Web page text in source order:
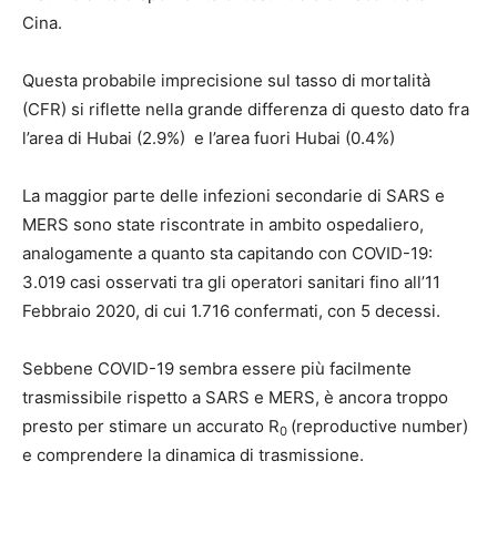
Cina.
Questa probabile imprecisione sul tasso di mortalità
(CFR) si riflette nella grande differenza di questo dato fra
l’area di Hubai (2.9%) e l’area fuori Hubai (0.4%)
La maggior parte delle infezioni secondarie di SARS e
MERS sono state riscontrate in ambito ospedaliero,
analogamente a quanto sta capitando con COVID-19:
3.019 casi osservati tra gli operatori sanitari fino all’11
Febbraio 2020, di cui 1.716 confermati, con 5 decessi.
Sebbene COVID-19 sembra essere più facilmente
trasmissibile rispetto a SARS e MERS, è ancora troppo
presto per stimare un accurato R0 (reproductive number)
e comprendere la dinamica di trasmissione.